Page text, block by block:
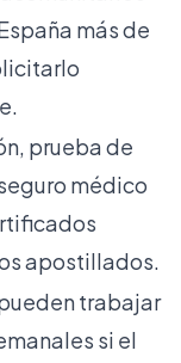
más de
prueba de
médico
apostillados.
trabajar
si el